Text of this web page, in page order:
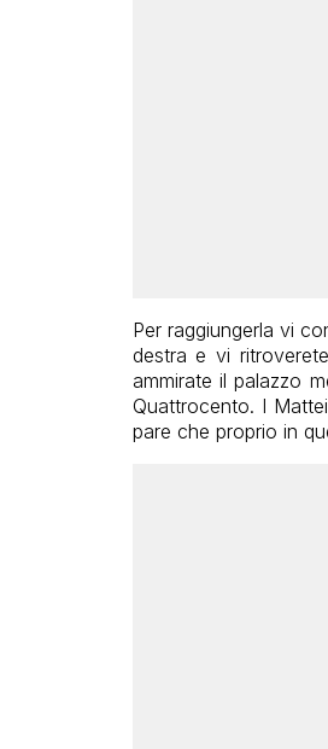
Per raggiungerla vi
destra e vi
ammirate il palazzo
Quattrocento. I
pare che proprio in